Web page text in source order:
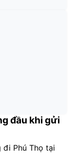
đầu khi gửi
đi Phú Thọ tại